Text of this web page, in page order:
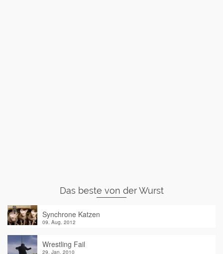
Das beste von der Wurst
Synchrone Katzen
09. Aug. 2012
Wrestling Fail
29. Jan. 2010